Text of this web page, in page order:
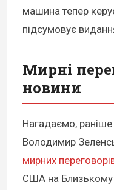
машина тепер
підсумовує
Мирні
новини
Нагадаємо,
Володимир
мирних
США на Близькому